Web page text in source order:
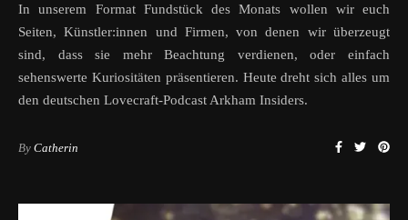
In unserem Format Fundstück des Monats wollen wir euch
Seiten, Künstler:innen und Firmen, von denen wir überzeugt
sind, dass sie mehr Beachtung verdienen, oder einfach
sehenswerte Kuriositäten präsentieren. Heute dreht sich alles um
den deutschen Lovecraft-Podcast Arkham Insiders.
By Catherin